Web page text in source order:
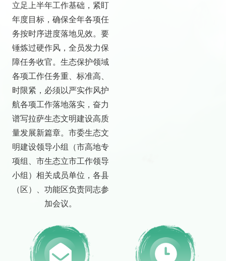
立足上半年工作基础，紧盯
年度目标，确保全年各项任
务按时序进度落地见效。要
锤炼过硬作风，全员发力保
障任务收官。生态保护领域
各项工作任务重、标准高、
时限紧，必须以严实作风护
航各项工作落地落实，奋力
谱写拉萨生态文明建设高质
量发展新篇章。市委生态文
明建设领导小组（市高地专
项组、市生态立市工作领导
小组）相关成员单位，各县
（区）、功能区负责同志参
加会议。